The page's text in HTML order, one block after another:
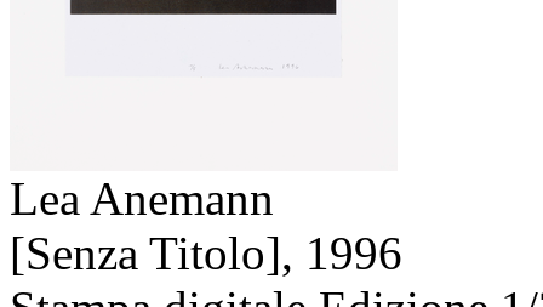
Lea Anemann
[Senza Titolo], 1996